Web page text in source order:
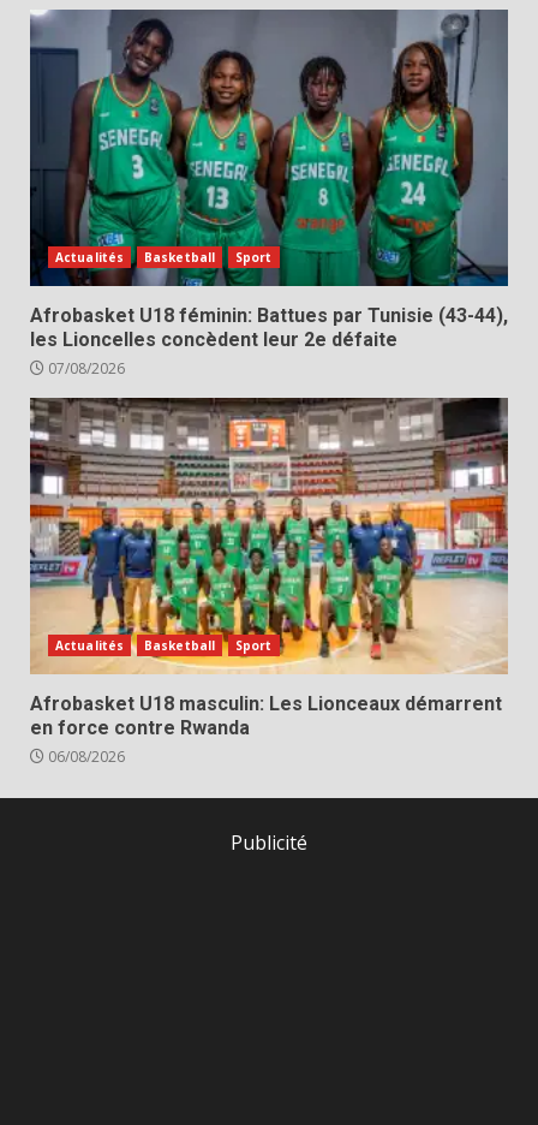
Actualités Basketball Sport
Afrobasket U18 féminin: Battues par Tunisie (43-44),
les Lioncelles concèdent leur 2e défaite
07/08/2026
Actualités Basketball Sport
Afrobasket U18 masculin: Les Lionceaux démarrent
en force contre Rwanda
06/08/2026
Publicité